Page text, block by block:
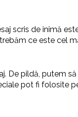
scris de inimă
ce este cel
De pildă, putem
pot fi folosite